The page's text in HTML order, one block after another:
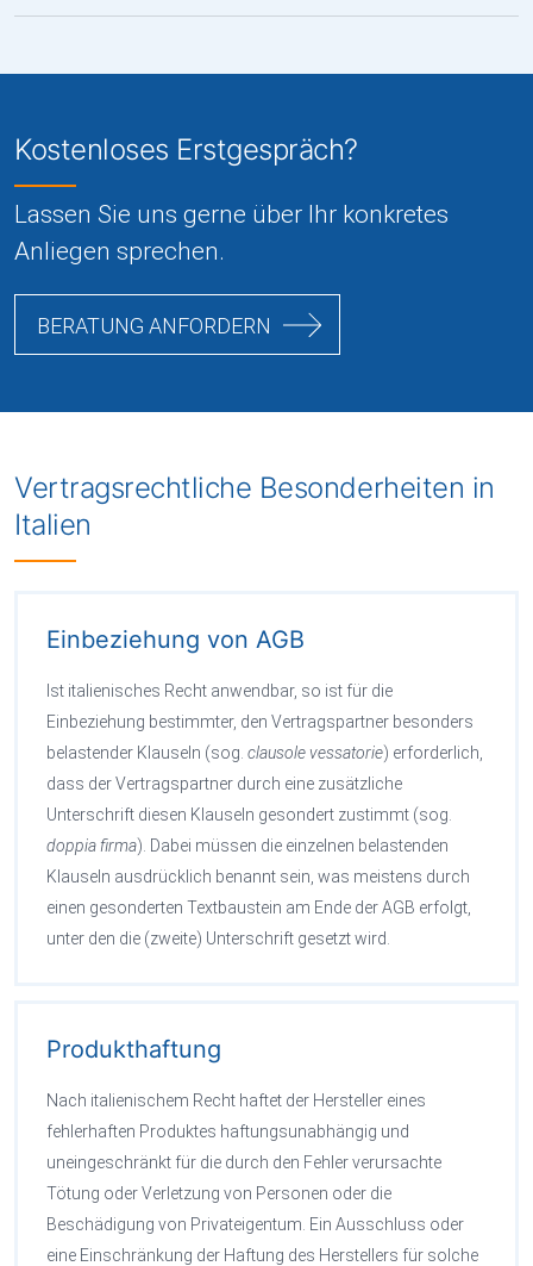
Kostenloses Erstgespräch?
Lassen Sie uns gerne über Ihr konkretes
Anliegen sprechen.
BERATUNG ANFORDERN
Vertragsrechtliche Besonderheiten in
Italien
Einbeziehung von AGB
Ist italienisches Recht anwendbar, so ist für die
Einbeziehung bestimmter, den Vertragspartner besonders
belastender Klauseln (sog. clausole vessatorie) erforderlich,
dass der Vertragspartner durch eine zusätzliche
Unterschrift diesen Klauseln gesondert zustimmt (sog.
doppia firma). Dabei müssen die einzelnen belastenden
Klauseln ausdrücklich benannt sein, was meistens durch
einen gesonderten Textbaustein am Ende der AGB erfolgt,
unter den die (zweite) Unterschrift gesetzt wird.
Produkthaftung
Nach italienischem Recht haftet der Hersteller eines
fehlerhaften Produktes haftungsunabhängig und
uneingeschränkt für die durch den Fehler verursachte
Tötung oder Verletzung von Personen oder die
Beschädigung von Privateigentum. Ein Ausschluss oder
eine Einschränkung der Haftung des Herstellers für solche